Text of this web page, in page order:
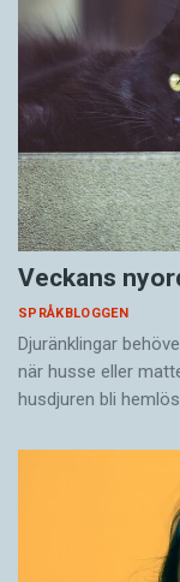
Veckans
SPRÅKBLOGGEN
Djuränklingar
när husse eller
husdjuren bli